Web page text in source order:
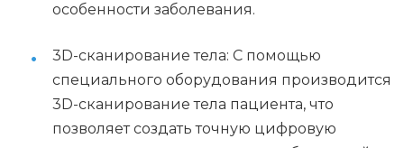
особенности заболевания.
3D-сканирование тела: С помощью
специального оборудования производится
3D-сканирование тела пациента, что
позволяет создать точную цифровую